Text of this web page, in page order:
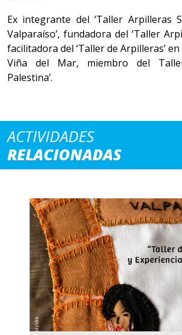
Ex integrante del ‘Taller Arpilleras
Valparaíso’, fundadora del ‘Taller
facilitadora del ‘Taller de Arpilleras’
Viña del Mar, miembro del
Palestina’.
ACTIVIDADES
RELACIONADAS